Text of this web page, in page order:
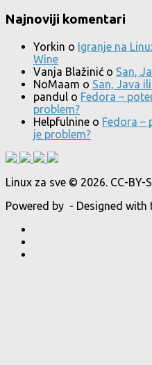
Najnoviji komentari
Yorkin o Igranje na
Wine
Vanja Blažinić o San,
NoMaam o San, Java
pandul o Fedora –
problem?
Helpfulnine o Fedora –
je problem?
Linux za sve © 2026. CC-BY-
Powered by - Designed with